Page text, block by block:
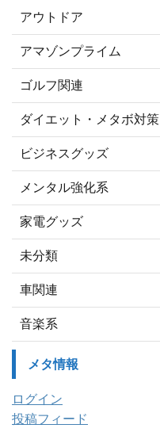
アウトドア
アマゾンプライム
ゴルフ関連
ダイエット・メタボ対策
ビジネスグッズ
メンタル強化系
家電グッズ
未分類
車関連
音楽系
メタ情報
ログイン
投稿フィード